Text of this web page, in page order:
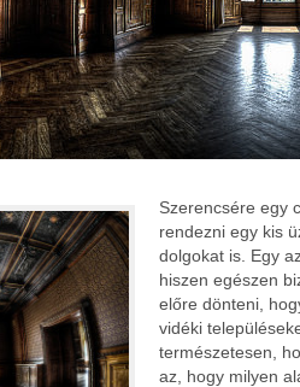
Szerencsére egy
rendezni egy kis
dolgokat is. Egy
hiszen egészen
előre dönteni,
vidéki
természetesen,
az, hogy milyen